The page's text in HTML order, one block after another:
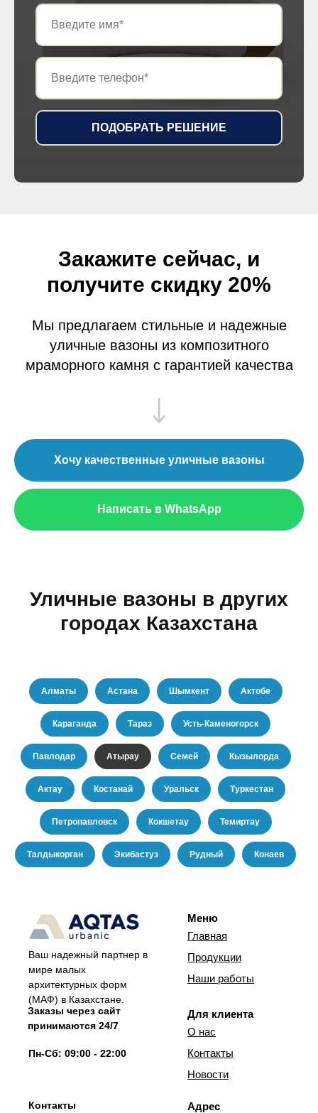
ПОДОБРАТЬ РЕШЕНИЕ
Закажите сейчас, и
получите скидку 20%
Мы предлагаем стильные и надежные
уличные вазоны из композитного
мраморного камня с гарантией качества
Хочу качественные уличные вазоны
Написать в WhatsApp
Уличные вазоны в других
городах Казахстана
Алматы Астана Шымкент Актобе
Караганда Тараз Усть-Каменогорск
Павлодар Атырау Семей Кызылорда
Актау Костанай Уральск Туркестан
Петропавловск Кокшетау Темиртау
Талдыкорган Экибастуз Рудный Конаев
Меню
Ваш надежный партнер в
мире малых
архитектурных форм
(МАФ) в Казахстане.
Главная
Продукции
Наши работы
Для клиента
О нас
Контакты
Новости
Контакты
Заказы через сайт
принимаются 24/7
Пн-Сб: 09:00 - 22:00
Адрес